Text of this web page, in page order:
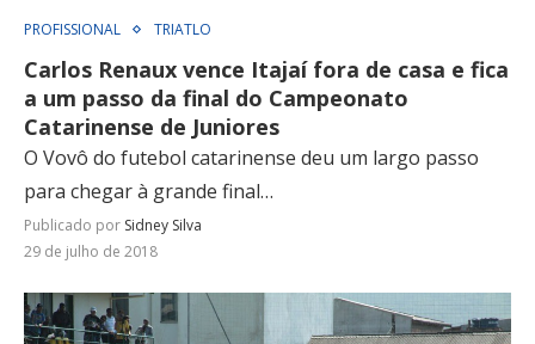
PROFISSIONAL TRIATLO
Carlos Renaux vence Itajaí fora de casa e fica
a um passo da final do Campeonato
Catarinense de Juniores
O Vovô do futebol catarinense deu um largo passo
para chegar à grande final…
Publicado por Sidney Silva
29 de julho de 2018